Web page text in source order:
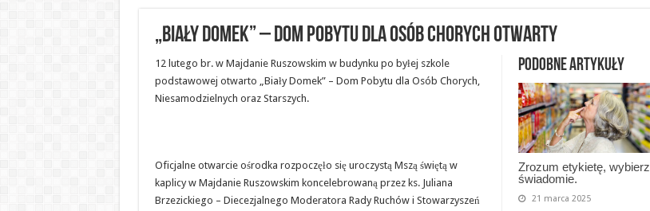
„Biały Domek” – Dom Pobytu dla Osób Chorych otwarty
Podobne artykuły
Zrozum etykietę, wybierz
świadomie.
21 marca 2025
12 lutego br. w Majdanie Ruszowskim w budynku po byłej szkole
podstawowej otwarto „Biały Domek” – Dom Pobytu dla Osób Chorych,
Niesamodzielnych oraz Starszych.
Oficjalne otwarcie ośrodka rozpoczęło się uroczystą Mszą świętą w
kaplicy w Majdanie Ruszowskim koncelebrowaną przez ks. Juliana
Brzezickiego – Diecezjalnego Moderatora Rady Ruchów i Stowarzyszeń